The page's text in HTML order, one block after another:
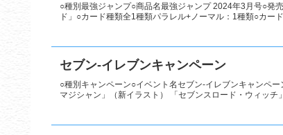
○種別最強ジャンプ○商品名最強ジャンプ 2024年3月号○発
ド」○カード種類全1種類パラレル+ノーマル：1種類○カー
セブン-イレブンキャンペーン
○種別キャンペーン○イベント名セブン-イレブンキャンペ
マジシャン」（新イラスト） 「セブンスロード・ウィッ